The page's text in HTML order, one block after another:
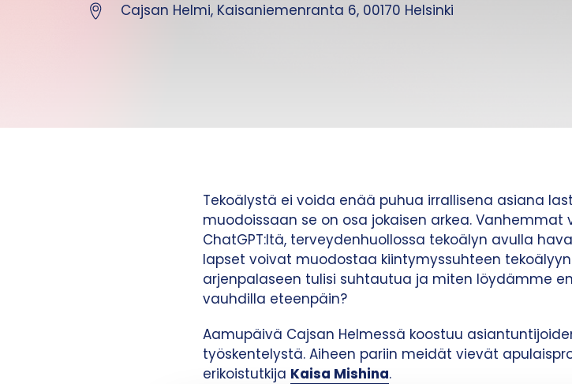
Cajsan Helmi, Kaisaniemenranta 6, 00170 Helsinki
Tekoälystä ei voida enää puhua irrallisena asiana
muodoissaan se on osa jokaisen arkea.
ChatGPT:ltä, terveydenhuollossa tekoälyn avulla
lapset voivat muodostaa kiintymyssuhteen
arjenpalaseen tulisi suhtautua ja miten löydämme
vauhdilla eteenpäin?
Aamupäivä Cajsan Helmessä koostuu
työskentelystä. Aiheen pariin meidät vievät
erikoistutkija Kaisa Mishina.